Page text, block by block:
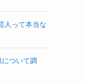
人って本当な
ついて調